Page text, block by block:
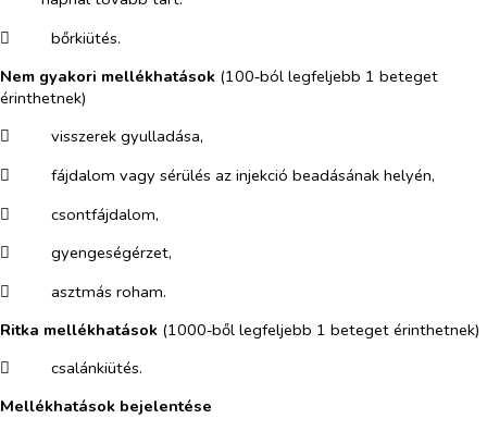
​
bőrkiütés.
Nem gyakori mellékhatások (100‑ból legfeljebb 1 beteget
érinthetnek)
​
visszerek gyulladása,
​
fájdalom vagy sérülés az injekció beadásának helyén,
​
csontfájdalom,
​
gyengeségérzet,
​
asztmás roham.
Ritka mellékhatások (1000‑ből legfeljebb 1 beteget érinthetnek)
​
csalánkiütés.
Mellékhatások bejelentése